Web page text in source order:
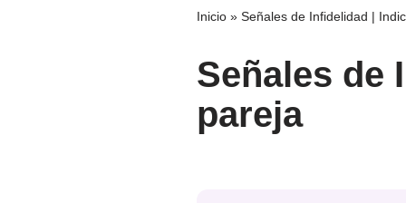
Inicio» Señales de Infidelidad |
Señales de
pareja